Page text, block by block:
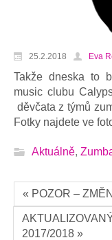
25.2.2018 Eva
Takže dneska to
music clubu
děvčata z týmů
Fotky najdete ve
Aktuálně,
« POZOR –
2017/2018 »